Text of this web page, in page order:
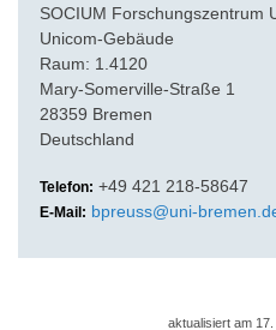
SOCIUM Forschungszentrum
Unicom-Gebäude
Raum: 1.4120
Mary-Somerville-Straße 1
28359 Bremen
Deutschland
Telefon: +49 421 218-58647
E-Mail: bpreuss@uni-
aktualisiert am